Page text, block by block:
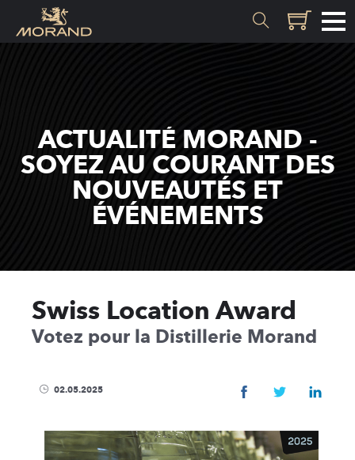
Valais
SAVOIR-FAIRE
Recettes
Magasin & visites
Actualités
ACTUALITÉ MORAND -
SOYEZ AU COURANT DES
NOUVEAUTÉS ET
ÉVÉNEMENTS
Swiss Location Award
Votez pour la Distillerie Morand
02.05.2025